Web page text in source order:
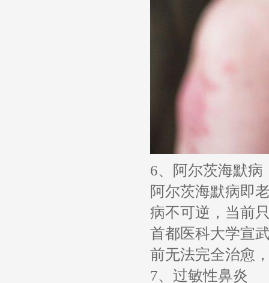
6、阿尔茨海默病
阿尔茨海默病即
病不可逆，当前
首都医科大学宣
前无法完全治愈
7、过敏性鼻炎